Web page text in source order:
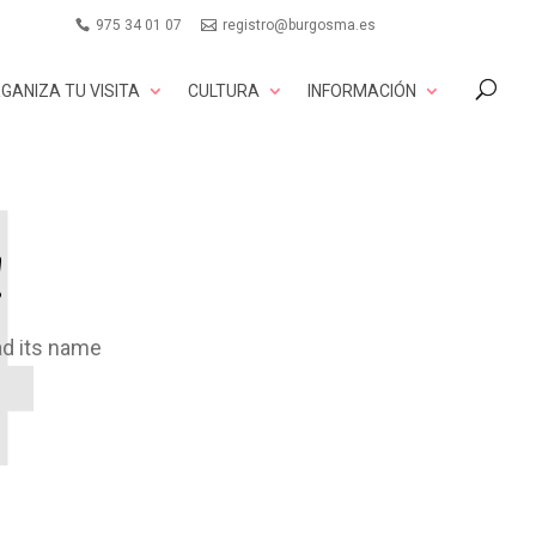
975 34 01 07 registro@burgosma.es
TU VISITA CULTURA INFORMACIÓN
its name